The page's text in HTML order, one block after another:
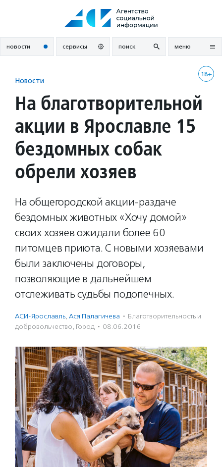
новости сервисы поиск меню
18+
Новости
На благотворительной
акции в Ярославле 15
бездомных собак
обрели хозяев
На общегородской акции-раздаче
бездомных животных «Хочу домой»
своих хозяев ожидали более 60
питомцев приюта. С новыми хозяевами
были заключены договоры,
позволяющие в дальнейшем
отслеживать судьбы подопечных.
АСИ-Ярославль, Ася Палагичева · Благотвори­тель­ность и
доброволь­чест­во, Город · 08.06.2016